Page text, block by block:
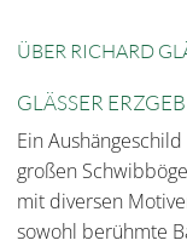
ÜBER RICHARD
GLÄSSER
Ein
großen
mit diversen
sowohl berühmte